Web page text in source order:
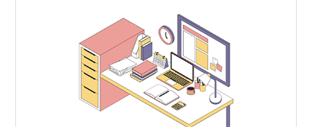
クセスエラーが発生した場合の対処方法